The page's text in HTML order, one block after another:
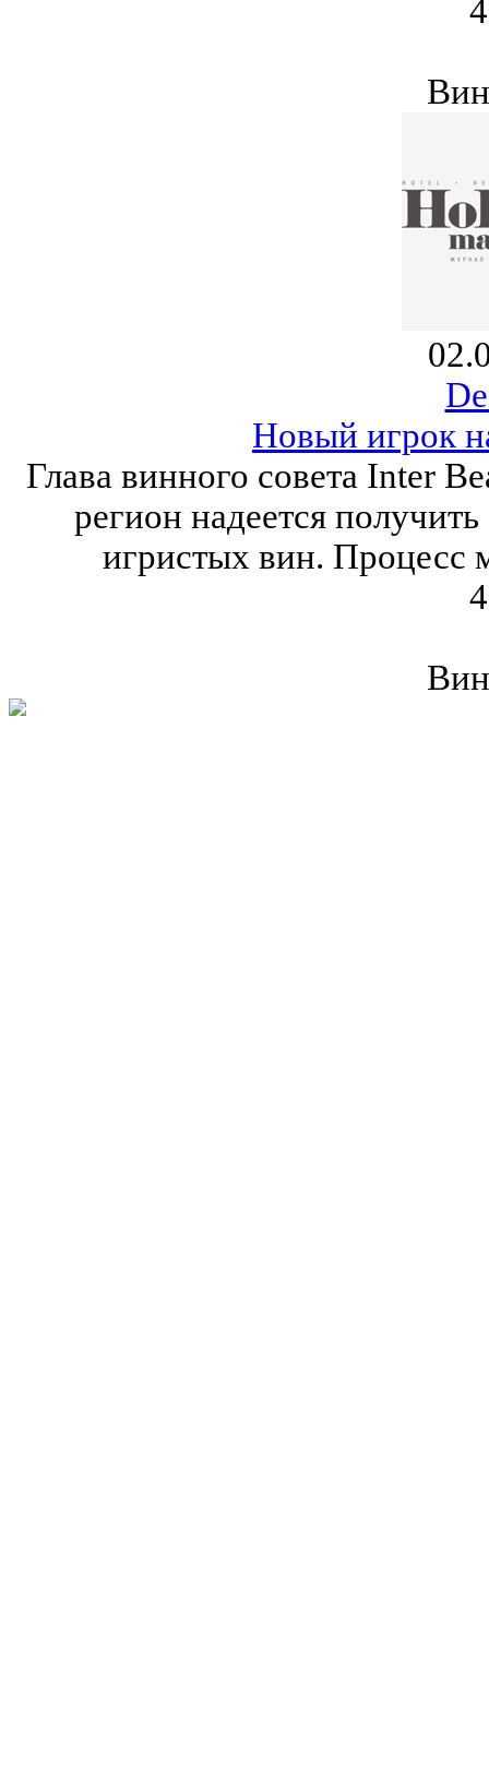
Новый игрок
Глава винного совета Inter
регион надеется
игристых вин. Процесс